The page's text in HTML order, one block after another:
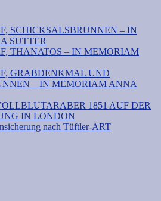
SCHICKSALSBRUNNEN – IN
SUTTER
THANATOS – IN MEMORIAM
GRABDENKMAL UND
– IN MEMORIAM ANNA
1851 AUF DER
IN LONDON
nach Tüftler-ART